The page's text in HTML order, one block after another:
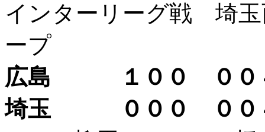
インターリーグ戦 埼玉
ープ
広島 １００ ０
埼玉 ０００ ０